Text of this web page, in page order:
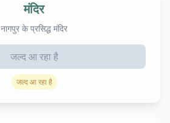
मंदिर
नागपुर के प्रसिद्ध मंदिर
जल्द आ रहा है
जल्द आ रहा है